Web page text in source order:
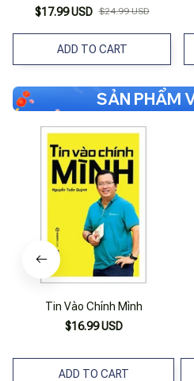
$17.99 USD $24.99 USD
ADD TO CART
SẢN PHẨM
Tin Vào Chính Mình
$16.99 USD
ADD TO CART